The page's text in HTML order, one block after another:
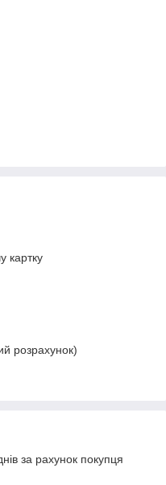
картку
розрахунок)
за рахунок покупця